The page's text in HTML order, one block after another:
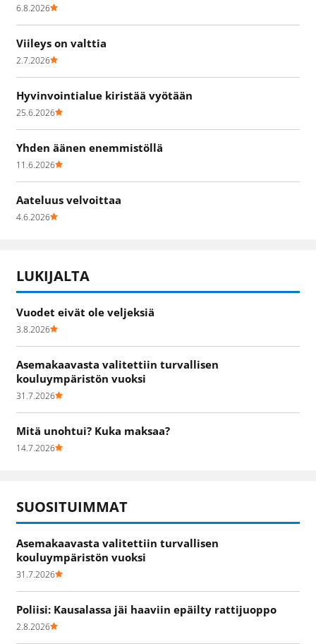
6.8.2026
Viileys on valttia
2.7.2026
Hyvinvointialue kiristää vyötään
25.6.2026
Yhden äänen enemmistöllä
11.6.2026
Aateluus velvoittaa
4.6.2026
LUKIJALTA
Vuodet eivät ole veljeksiä
3.8.2026
Asemakaavasta valitettiin turvallisen
kouluympäristön vuoksi
31.7.2026
Mitä unohtui? Kuka maksaa?
14.7.2026
SUOSITUIMMAT
Asemakaavasta valitettiin turvallisen
kouluympäristön vuoksi
31.7.2026
Poliisi: Kausalassa jäi haaviin epäilty rattijuoppo
2.8.2026